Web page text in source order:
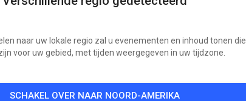
aanbiedingen
naar uw lokale regio zal u evenementen en inhoud tonen die
voor uw gebied, met tijden weergegeven in uw tijdzone.
SCHAKEL OVER NAAR NOORD-AMERIKA